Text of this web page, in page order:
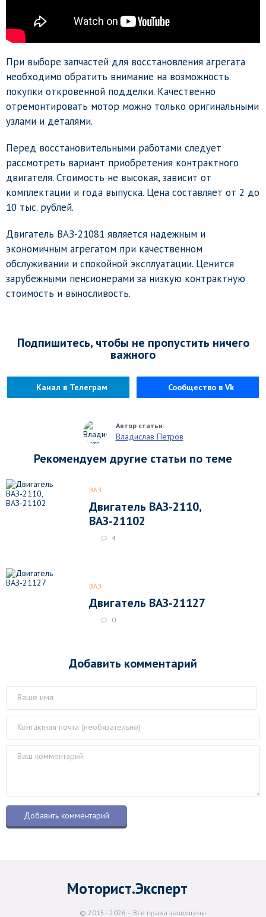
При выборе запчастей для восстановления агрегата
необходимо обратить внимание на возможность
покупки откровенной подделки. Качественно
отремонтировать мотор можно только оригинальными
узлами и деталями.
Перед восстановительными работами следует
рассмотреть вариант приобретения контрактного
двигателя. Стоимость не высокая, зависит от
комплектации и года выпуска. Цена составляет от 2 до
10 тыс. рублей.
Двигатель ВАЗ-21081 является надежным и
экономичным агрегатом при качественном
обслуживании и спокойной эксплуатации. Ценится
зарубежными пенсионерами за низкую контрактную
стоимость и выносливость.
Подпишитесь, чтобы не пропустить ничего
важного
Канал в Телеграм Сообщество в Vk
Владислав Петров
Рекомендуем другие статьи по теме
ВАЗ
Двигатель ВАЗ-2110,
ВАЗ-21102
4
ВАЗ
Двигатель ВАЗ-21127
0
Добавить комментарий
Моторист.Эксперт
© 2015–2026 – Все права защищены